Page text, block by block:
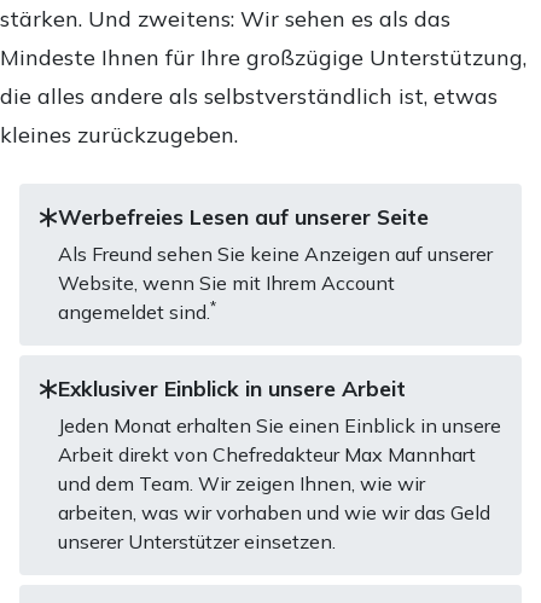
stärken. Und zweitens: Wir sehen es als das
Mindeste Ihnen für Ihre großzügige Unterstützung,
die alles andere als selbstverständlich ist, etwas
kleines zurückzugeben.
Werbefreies Lesen auf unserer Seite
Als Freund sehen Sie keine Anzeigen auf unserer
Website, wenn Sie mit Ihrem Account
angemeldet sind.*
Exklusiver Einblick in unsere Arbeit
Jeden Monat erhalten Sie einen Einblick in unsere
Arbeit direkt von Chefredakteur Max Mannhart
und dem Team. Wir zeigen Ihnen, wie wir
arbeiten, was wir vorhaben und wie wir das Geld
unserer Unterstützer einsetzen.